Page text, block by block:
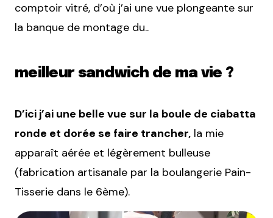
comptoir vitré, d’où j’ai une vue plongeante sur
la banque de montage du..
meilleur sandwich de ma vie ?
D’ici j’ai une belle vue sur la boule de ciabatta
ronde et dorée se faire trancher, la mie
apparaît aérée et légèrement bulleuse
(fabrication artisanale par la boulangerie Pain-
Tisserie dans le 6ème).